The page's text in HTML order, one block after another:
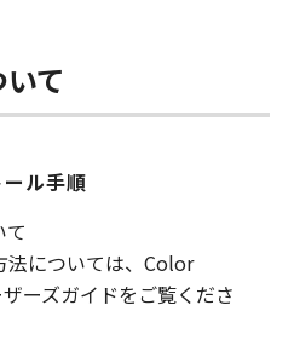
た時点、または「本ソ
より終了されるまで有
トウェア」およびその
ることができます。
て
ル手順
法については、Color
ーズガイドをご覧くださ